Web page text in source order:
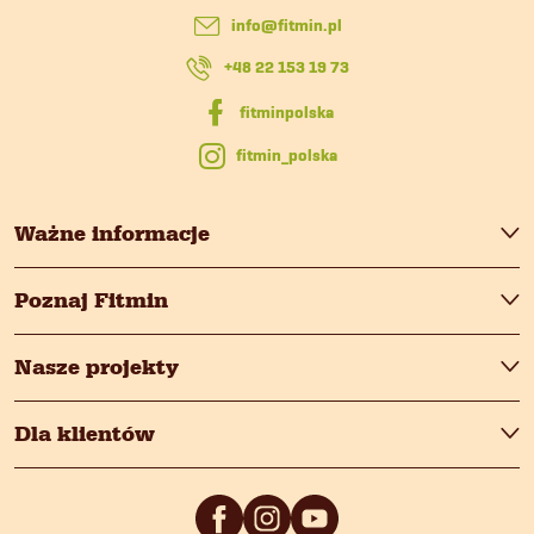
Ważne informacje
Poznaj Fitmin
Nasze projekty
Dla klientów
info@fitmin.pl
+48 22 153 19 73
fitmin_polska